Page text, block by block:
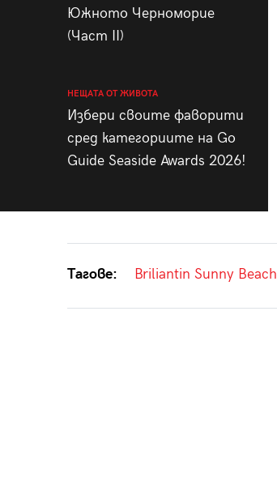
Южното Черноморие
(Част II)
НЕЩАТА ОТ ЖИВОТА
Избери своите фаворити
сред категориите на Go
Guide Seaside Awards 2026!
Тагове: Briliantin Sunny Beach